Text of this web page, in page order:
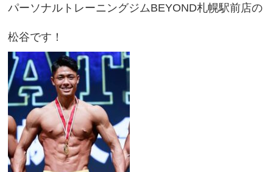
パーソナルトレーニングジムBEYOND札幌駅前店の
松谷です！